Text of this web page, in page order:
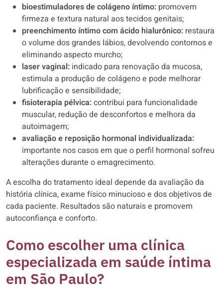
bioestimuladores de colágeno íntimo: promovem
firmeza e textura natural aos tecidos genitais;
preenchimento íntimo com ácido hialurônico: restaura
o volume dos grandes lábios, devolvendo contornos e
eliminando aspecto murcho;
laser vaginal: indicado para renovação da mucosa,
estimula a produção de colágeno e pode melhorar
lubrificação e sensibilidade;
fisioterapia pélvica:contribui para funcionalidade
muscular, redução de desconfortos e melhora da
autoimagem;
avaliação e reposição hormonal individualizada:
importante nos casos em que o perfil hormonal sofreu
alterações durante o emagrecimento.
A escolha do tratamento ideal depende da avaliação da
história clínica, exame físico minucioso e dos objetivos de
cada paciente. Resultados são naturais e promovem
autoconfiança e conforto.
Como escolher uma clínica
especializada em saúde íntima
em São Paulo?